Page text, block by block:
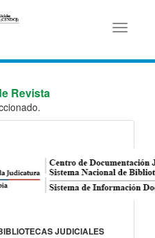
Toggle
Revista
JUDICIALES